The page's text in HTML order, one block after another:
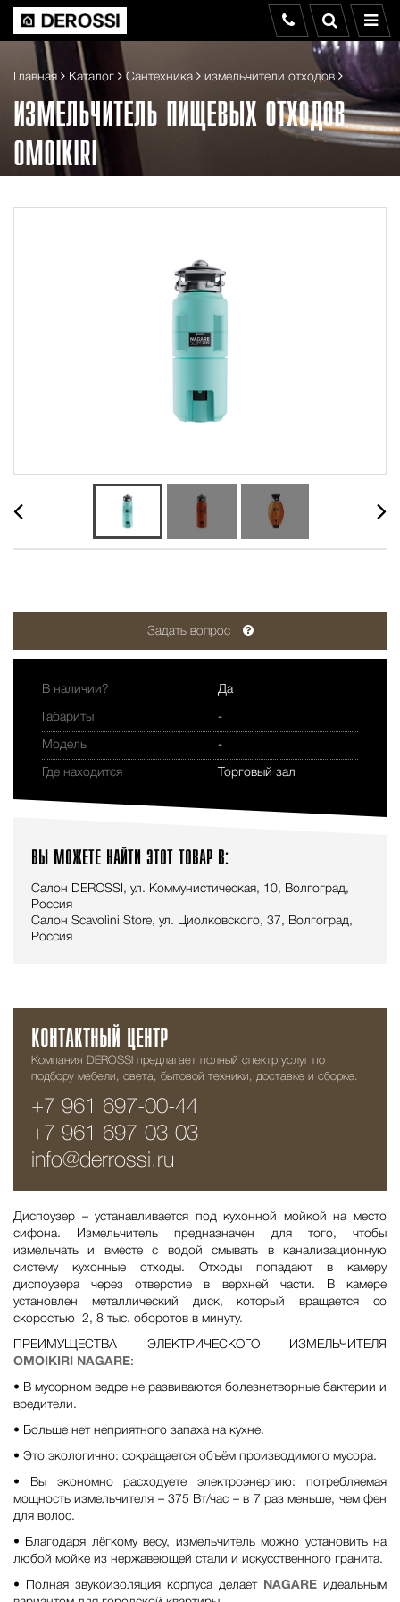
Главная Каталог Сантехника измельчители отходов
ИЗМЕЛЬЧИТЕЛЬ ПИЩЕВЫХ ОТХОДОВ
OMOIKIRI
Задать вопрос
В наличии? Да
Габариты -
Модель -
Где находится Торговый зал
ВЫ МОЖЕТЕ НАЙТИ ЭТОТ ТОВАР В:
Салон DEROSSI, ул. Коммунистическая, 10, Волгоград,
Россия
Салон Scavolini Store, ул. Циолковского, 37, Волгоград,
Россия
КОНТАКТНЫЙ ЦЕНТР
Компания DEROSSI предлагает полный спектр услуг по
подбору мебели, света, бытовой техники, доставке и сборке.
+7 961 697-00-44
+7 961 697-03-03
info@derrossi.ru
Диспоузер – устанавливается под кухонной мойкой на место
сифона. Измельчитель предназначен для того, чтобы
измельчать и вместе с водой смывать в канализационную
систему кухонные отходы. Отходы попадают в камеру
диспоузера через отверстие в верхней части. В камере
установлен металлический диск, который вращается со
скоростью 2, 8 тыс. оборотов в минуту.
ПРЕИМУЩЕСТВА ЭЛЕКТРИЧЕСКОГО ИЗМЕЛЬЧИТЕЛЯ
OMOIKIRI NAGARE:
• В мусорном ведре не развиваются болезнетворные бактерии и
вредители.
• Больше нет неприятного запаха на кухне.
• Это экологично: сокращается объём производимого мусора.
• Вы экономно расходуете электроэнергию: потребляемая
мощность измельчителя – 375 Вт/час – в 7 раз меньше, чем фен
для волос.
• Благодаря лёгкому весу, измельчитель можно установить на
любой мойке из нержавеющей стали и искусственного гранита.
• Полная звукоизоляция корпуса делает NAGARE идеальным